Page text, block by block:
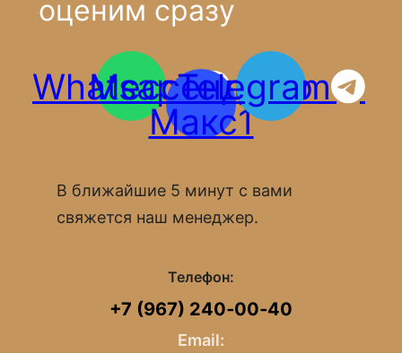
оценим сразу
Whatsapp
Мессенджер
Макс1
Telegram
В ближайшие 5 минут с вами
свяжется наш менеджер.
Телефон:
+7 (967) 240‑00‑40
Email: